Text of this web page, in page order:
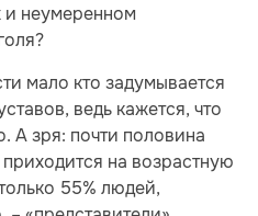
и неумеренном
мало кто задумывается
ведь кажется, что
А зря: почти половина
на возрастную
55% людей,